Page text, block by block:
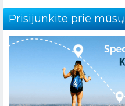
Prisijunkite prie mūsų